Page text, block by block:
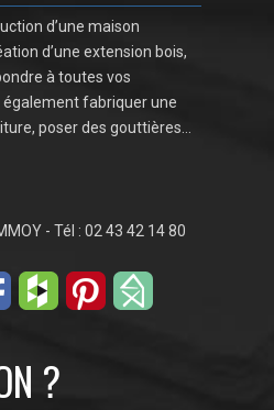
d’une maison
d’une extension bois,
à toutes vos
également fabriquer une
poser des gouttières…
- Tél : 02 43 42 14 80
?